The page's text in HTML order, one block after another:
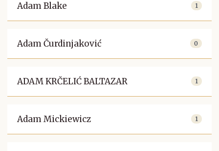
Adam Blake 1
Adam Čurdinjaković 0
ADAM KRČELIĆ BALTAZAR 1
Adam Mickiewicz 1